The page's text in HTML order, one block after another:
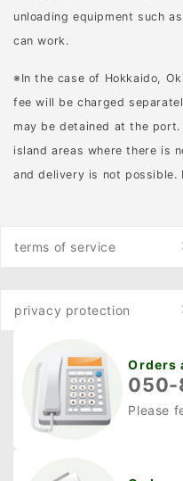
く物体に対して猟銃を行
うので、暗い帽子や服装
ミスが起こり兼ねませ
ん。 猟友会の帽子を着用
しない場合でも、なるべ
く「人」と判断できる鮮
やかな帽子を身に付ける
おすすめです。 靴 靴は山
素材で作られている靴で
みやすく、足音を抑えら
れるのでおすすめです。
スパイクの付いた足袋で
unloading equipment such
can work.
※In the case of Hokkaido,
fee will be charged
may be detained at the
island areas where there is
and delivery is not possible.
terms of service
privacy protection
Orders
050-
Please